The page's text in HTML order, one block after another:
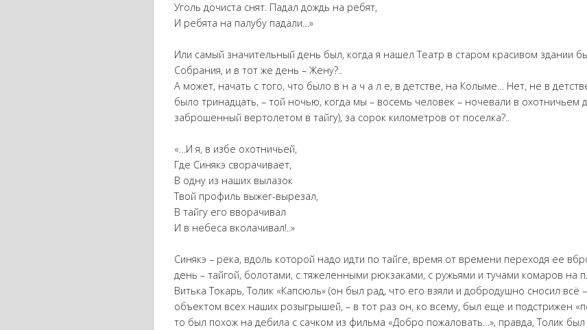
Уголь дочиста снят. Падал дождь на ребят,
И ребята на палубу падали…»
Или самый значительный день был, когда я нашел Театр в старом красивом здании
Собрания, и в тот же день – Жену?..
А может, начать с того, что было в н а ч а л е, в детстве, на Колыме… Нет, не в
было тринадцать, – той ночью, когда мы – восемь человек – ночевали в охотничьем
заброшенный вертолетом в тайгу), за сорок километров от поселка?..
«…И я, в избе охотничьей,
Где Синякэ сворачивает,
В одну из наших вылазок
Твой профиль выжег-вырезал,
В тайгу его вворачивал
И в небеса вколачивал!..»
Синякэ – река, вдоль которой надо идти по тайге, время от времени переходя ее
день – тайгой, болотами, с тяжеленными рюкзаками, с ружьями и тучами комаров на
Витька Токарь, Толик «Капсюль» (он был рад, что его взяли и добродушно сносил
объектом всех наших розыгрышей, – в тот раз он, ко всему, был еще и подстрижен
то был похож на дебила с сачком из фильма «Добро пожаловать…», правда, Толик был